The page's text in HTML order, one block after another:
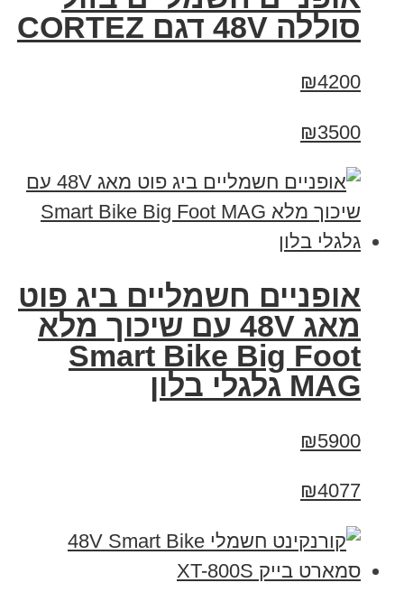
סוללה 48V דגם CORTEZ
₪4200
₪3500
אופניים חשמליים ביג פוט
מאג 48V עם שיכוך מלא
Smart Bike Big Foot
MAG גלגלי בלון
₪5900
₪4077